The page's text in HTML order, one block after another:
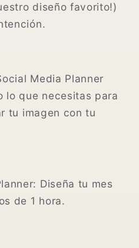
diseño favorito!)
Media Planner
lo que necesitas para
tu imagen con tu
Diseña tu mes
de 1 hora.